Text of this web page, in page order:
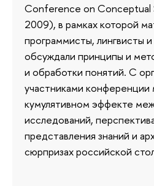
Conference on Conceptual
2009), в рамках которой
программисты, лингвисты
обсуждали принципы и
и обработки понятий. С
участниками конференции
кумулятивном эффекте
исследований,
представления знаний и
сюрпризах российской